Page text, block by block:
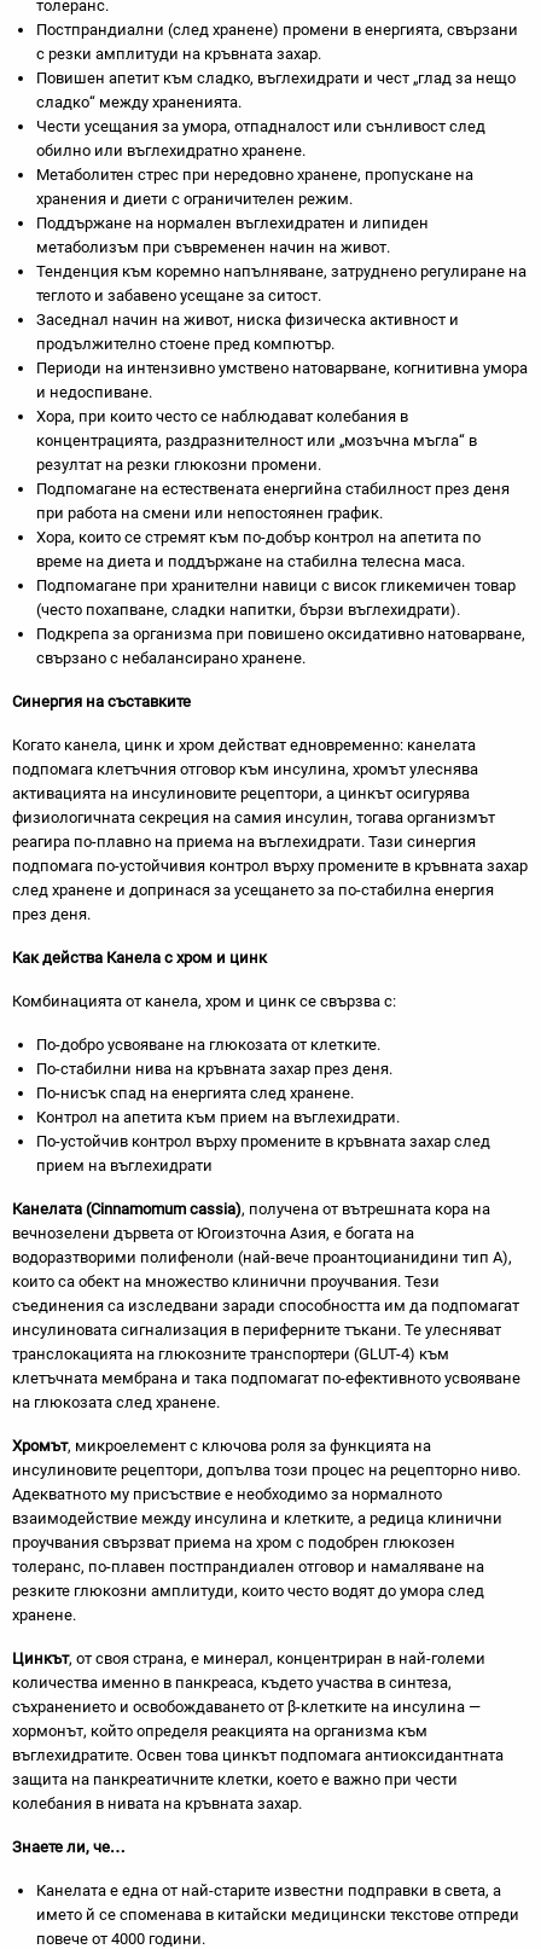
толеранс.
Постпрандиални (след хранене) промени в енергията, свързани
с резки амплитуди на кръвната захар.
Повишен апетит към сладко, въглехидрати и чест „глад за нещо
сладко“ между храненията.
Чести усещания за умора, отпадналост или сънливост след
обилно или въглехидратно хранене.
Метаболитен стрес при нередовно хранене, пропускане на
хранения и диети с ограничителен режим.
Поддържане на нормален въглехидратен и липиден
метаболизъм при съвременен начин на живот.
Тенденция към коремно напълняване, затруднено регулиране на
теглото и забавено усещане за ситост.
Заседнал начин на живот, ниска физическа активност и
продължително стоене пред компютър.
Периоди на интензивно умствено натоварване, когнитивна умора
и недоспиване.
Хора, при които често се наблюдават колебания в
концентрацията, раздразнителност или „мозъчна мъгла“ в
резултат на резки глюкозни промени.
Подпомагане на естествената енергийна стабилност през деня
при работа на смени или непостоянен график.
Хора, които се стремят към по-добър контрол на апетита по
време на диета и поддържане на стабилна телесна маса.
Подпомагане при хранителни навици с висок гликемичен товар
(често похапване, сладки напитки, бързи въглехидрати).
Подкрепа за организма при повишено оксидативно натоварване,
свързано с небалансирано хранене.
Синергия на съставките
Когато канела, цинк и хром действат едновременно: канелата
подпомага клетъчния отговор към инсулина, хромът улеснява
активацията на инсулиновите рецептори, а цинкът осигурява
физиологичната секреция на самия инсулин, тогава организмът
реагира по-плавно на приема на въглехидрати. Тази синергия
подпомага по-устойчивия контрол върху промените в кръвната захар
след хранене и допринася за усещането за по-стабилна енергия
през деня.
Как действа Канела с хром и цинк
Комбинацията от канела, хром и цинк се свързва с:
По-добро усвояване на глюкозата от клетките.
По-стабилни нива на кръвната захар през деня.
По-нисък спад на енергията след хранене.
Контрол на апетита към прием на въглехидрати.
По-устойчив контрол върху промените в кръвната захар след
прием на въглехидрати
Канелата (Cinnamomum cassia), получена от вътрешната кора на
вечнозелени дървета от Югоизточна Азия, е богата на
водоразтворими полифеноли (най-вече проантоцианидини тип А),
които са обект на множество клинични проучвания. Тези
съединения са изследвани заради способността им да подпомагат
инсулиновата сигнализация в периферните тъкани. Те улесняват
транслокацията на глюкозните транспортери (GLUT-4) към
клетъчната мембрана и така подпомагат по-ефективното усвояване
на глюкозата след хранене.
Хромът, микроелемент с ключова роля за функцията на
инсулиновите рецептори, допълва този процес на рецепторно ниво.
Адекватното му присъствие е необходимо за нормалното
взаимодействие между инсулина и клетките, а редица клинични
проучвания свързват приема на хром с подобрен глюкозен
толеранс, по-плавен постпрандиален отговор и намаляване на
резките глюкозни амплитуди, които често водят до умора след
хранене.
Цинкът, от своя страна, е минерал, концентриран в най-големи
количества именно в панкреаса, където участва в синтеза,
съхранението и освобождаването от β-клетките на инсулина —
хормонът, който определя реакцията на организма към
въглехидратите. Освен това цинкът подпомага антиоксидантната
защита на панкреатичните клетки, което е важно при чести
колебания в нивата на кръвната захар.
Знаете ли, че…
Канелата е една от най-старите известни подправки в света, а
името й се споменава в китайски медицински текстове отпреди
повече от 4000 години.